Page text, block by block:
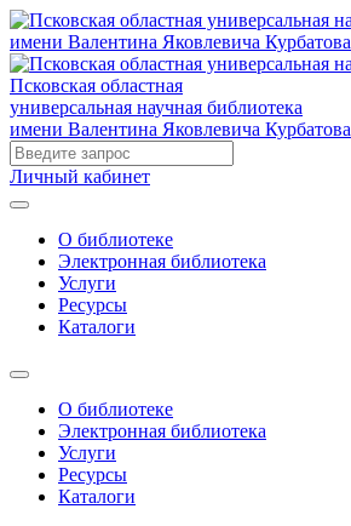
Псковская областная
универсальная научная библиотека
имени Валентина Яковлевича Курбатова
Личный кабинет
О библиотеке
Электронная библиотека
Услуги
Ресурсы
Каталоги
О библиотеке
Электронная библиотека
Услуги
Ресурсы
Каталоги